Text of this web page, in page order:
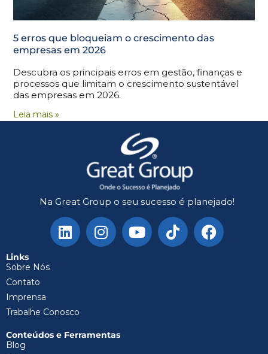
5 erros que bloqueiam o crescimento das
empresas em 2026
Descubra os principais erros em gestão, finanças e
processos que limitam o crescimento sustentável
das empresas em 2026.
Leia mais »
Na Great Group o seu sucesso é planejado!
Links
Sobre Nós
Contato
Imprensa
Trabalhe Conosco
Conteúdos e Ferramentas
Blog